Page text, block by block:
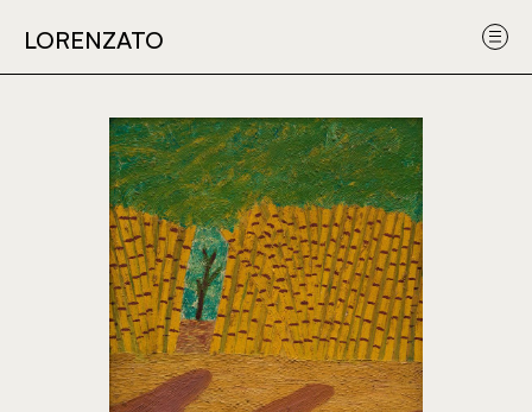
LORENZATO
o
artista
uma obra
Sobre
o
LORENZATO